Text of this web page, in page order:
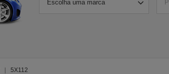
Escolha uma marca
5X112